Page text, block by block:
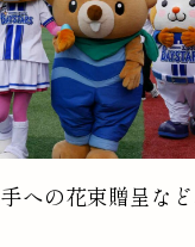
への花束贈呈な